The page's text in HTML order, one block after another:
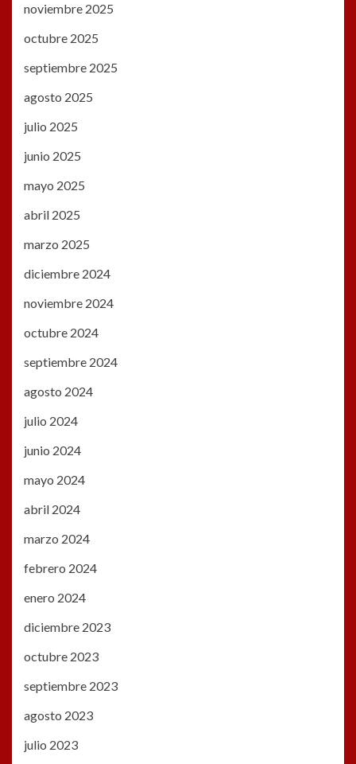
noviembre 2025
octubre 2025
septiembre 2025
agosto 2025
julio 2025
junio 2025
mayo 2025
abril 2025
marzo 2025
diciembre 2024
noviembre 2024
octubre 2024
septiembre 2024
agosto 2024
julio 2024
junio 2024
mayo 2024
abril 2024
marzo 2024
febrero 2024
enero 2024
diciembre 2023
octubre 2023
septiembre 2023
agosto 2023
julio 2023